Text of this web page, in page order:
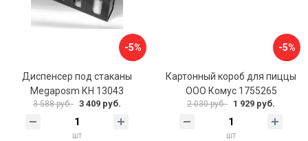
-5%
Диспенсер под стаканы
Megaposm КН 13043
3 588 руб. 3 409 руб.
шт
-5%
Картонный короб для пиццы
ООО Комус 1755265
2 030 руб. 1 929 руб.
шт